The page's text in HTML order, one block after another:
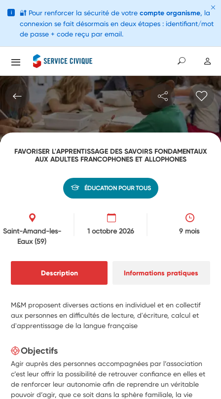
FAVORISER L'APPRENTISSAGE DES SAVOIRS FONDAMENTAUX
AUX ADULTES FRANCOPHONES ET ALLOPHONES
ÉDUCATION POUR TOUS
Saint-Amand-les-
Eaux(59)
1 octobre 2026 9 mois
Description Informations pratiques
M&M proposent diverses actions en individuel et en collectif
aux personnes en difficultés de lecture, d'écriture, calcul et
d'apprentissage de la langue française
Objectifs
Agir auprès des personnes accompagnées par l’association
c’est leur offrir la possibilité de retrouver confiance en elles et
de renforcer leur autonomie afin de reprendre un véritable
pouvoir d’agir, que ce soit dans la sphère familiale, la vie
i 🔐 Pour renforcer la sécurité de votre compte organisme, la
connexion se fait désormais en deux étapes : identifiant/mot
de passe + code reçu par email.